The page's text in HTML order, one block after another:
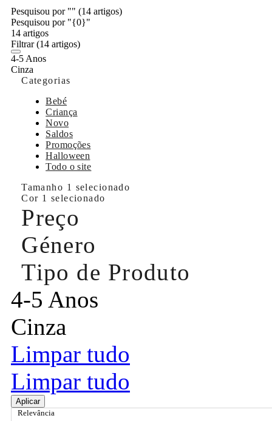
Pesquisou por "" (14 artigos)
Pesquisou por "{0}"
14 artigos
Filtrar(14 artigos)
4-5 Anos
Cinza
Categorias
Bebé
Criança
Novo
Saldos
Promoções
Halloween
Todo o site
Tamanho 1 selecionado
Cor 1 selecionado
Preço
Género
Tipo de Produto
4-5 Anos
Cinza
Limpar tudo
Limpar tudo
Aplicar
Relevância